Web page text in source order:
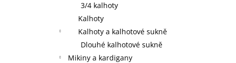
3/4 kalhoty
Kalhoty
Kalhoty a kalhotové sukně
Dlouhé kalhotové sukně
Mikiny a kardigany